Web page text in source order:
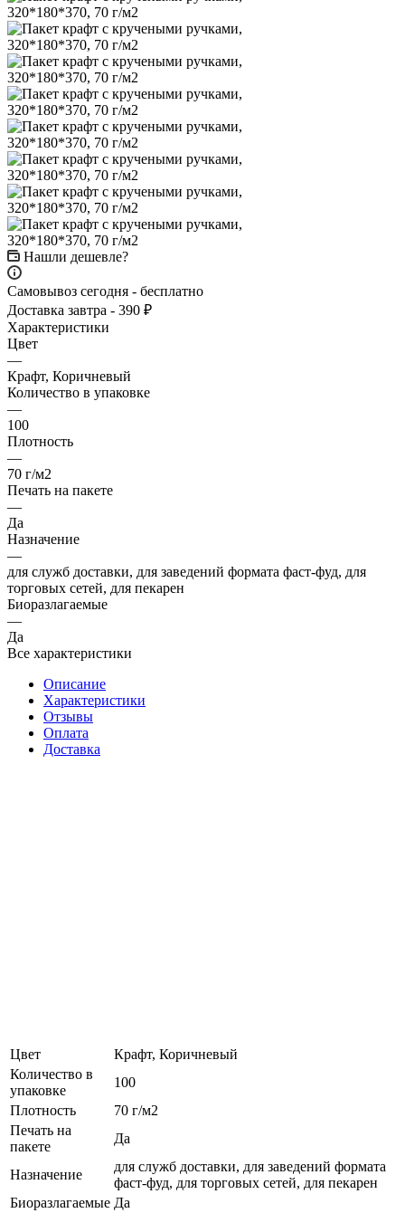
Нашли дешевле?
Самовывоз сегодня - бесплатно
Доставка завтра - 390 ₽
Характеристики
Цвет
—
Крафт, Коричневый
Количество в упаковке
—
100
Плотность
—
70 г/м2
Печать на пакете
—
Да
Назначение
—
для служб доставки, для заведений формата фаст-фуд, для
торговых сетей, для пекарен
Биоразлагаемые
—
Да
Все характеристики
Описание
Характеристики
Отзывы
Оплата
Доставка
Цвет
Крафт, Коричневый
Количество в
упаковке
100
Плотность
70 г/м2
Печать на
пакете
Да
Назначение
для служб доставки, для заведений формата
фаст-фуд, для торговых сетей, для пекарен
Биоразлагаемые Да